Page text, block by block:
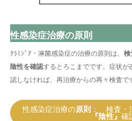
性感染症治療の原則
ｸﾗﾐｼﾞｱ・淋菌感染症の治療の原則は、 検
陰性を確認するとろこまでです。症状
認しなければ、再治療からの再々検査で
性感染症治療の原則 ： 検査
『陰性』 確